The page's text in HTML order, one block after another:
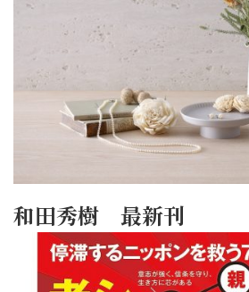
和田秀樹 最新刊